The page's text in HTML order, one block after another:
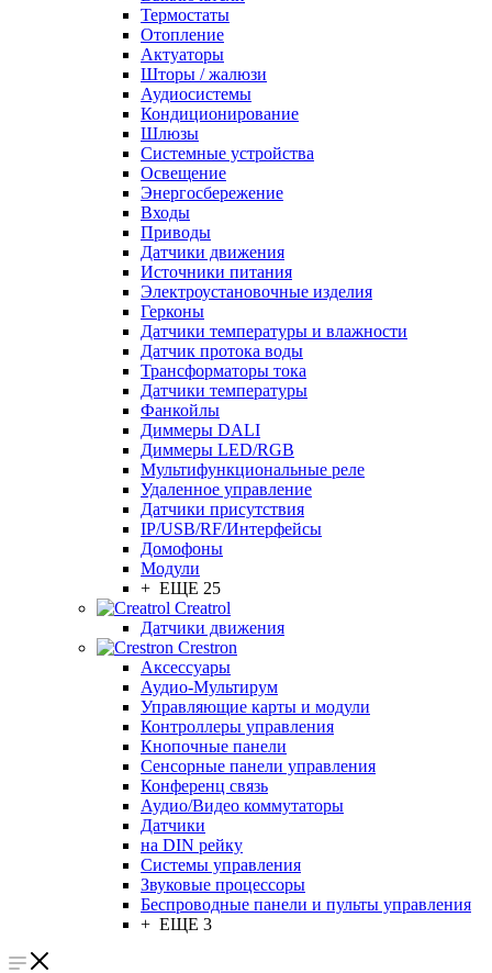
Термостаты
Отопление
Актуаторы
Шторы / жалюзи
Аудиосистемы
Кондиционирование
Шлюзы
Системные устройства
Освещение
Энергосбережение
Входы
Приводы
Датчики движения
Источники питания
Электроустановочные изделия
Герконы
Датчики температуры и влажности
Датчик протока воды
Трансформаторы тока
Датчики температуры
Фанкойлы
Диммеры DALI
Диммеры LED/RGB
Мультифункциональные реле
Удаленное управление
Датчики присутствия
IP/USB/RF/Интерфейсы
Домофоны
Модули
+ ЕЩЕ 25
Creatrol
Датчики движения
Crestron
Аксессуары
Аудио-Мультирум
Управляющие карты и модули
Контроллеры управления
Кнопочные панели
Сенсорные панели управления
Конференц связь
Аудио/Видео коммутаторы
Датчики
на DIN рейку
Системы управления
Звуковые процессоры
Беспроводные панели и пульты управления
+ ЕЩЕ 3